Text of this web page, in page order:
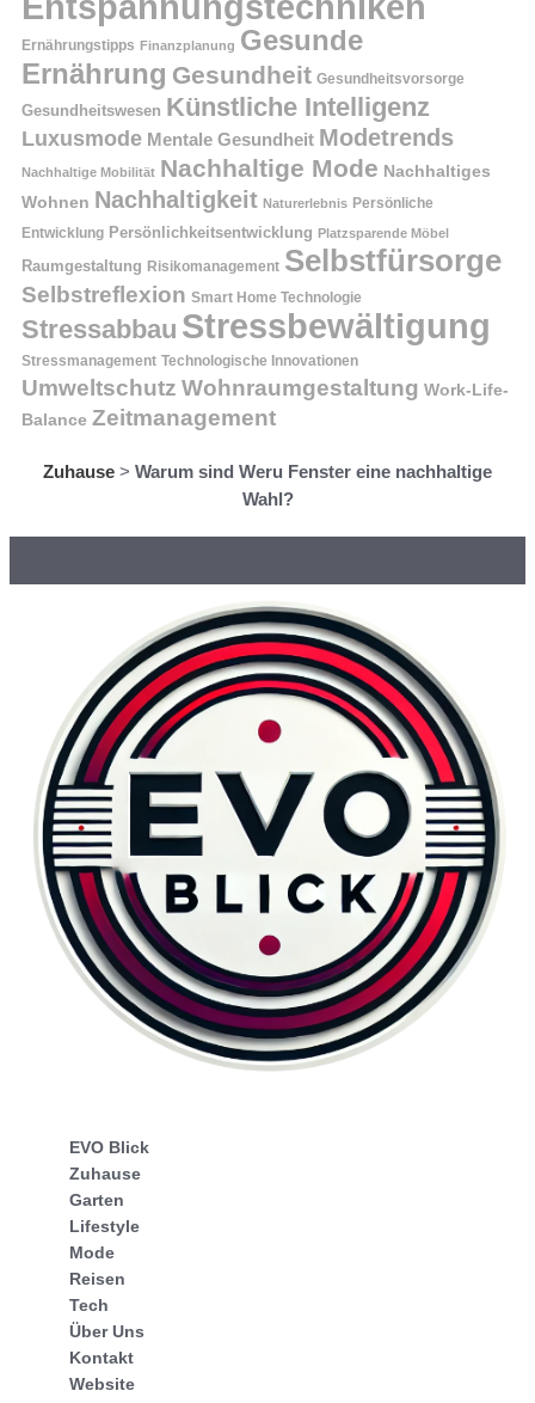
Ernährungstipps Finanzplanung Gesunde
Ernährung Gesundheit Gesundheitsvorsorge
Gesundheitswesen Künstliche Intelligenz
Luxusmode Mentale Gesundheit Modetrends
Nachhaltige Mobilität Nachhaltige Mode Nachhaltiges
Wohnen Nachhaltigkeit Naturerlebnis Persönliche
Entwicklung Persönlichkeitsentwicklung Platzsparende Möbel
Raumgestaltung Risikomanagement Selbstfürsorge
Selbstreflexion Smart Home Technologie
Stressabbau Stressbewältigung
Stressmanagement Technologische Innovationen
Umweltschutz Wohnraumgestaltung Work-Life-
Balance Zeitmanagement
Zuhause > Warum sind Weru Fenster eine nachhaltige
Wahl?
EVO Blick
Zuhause
Garten
Lifestyle
Mode
Reisen
Tech
Über Uns
Kontakt
Website